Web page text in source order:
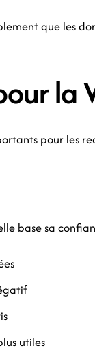
que les
la
pour les
base sa
utiles